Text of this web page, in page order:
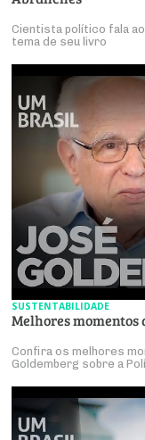
Cientista político fala ao
tema de seu livro
SUSTENTABILIDADE
Melhores momentos
Confira os melhores
Goldemberg sobre a